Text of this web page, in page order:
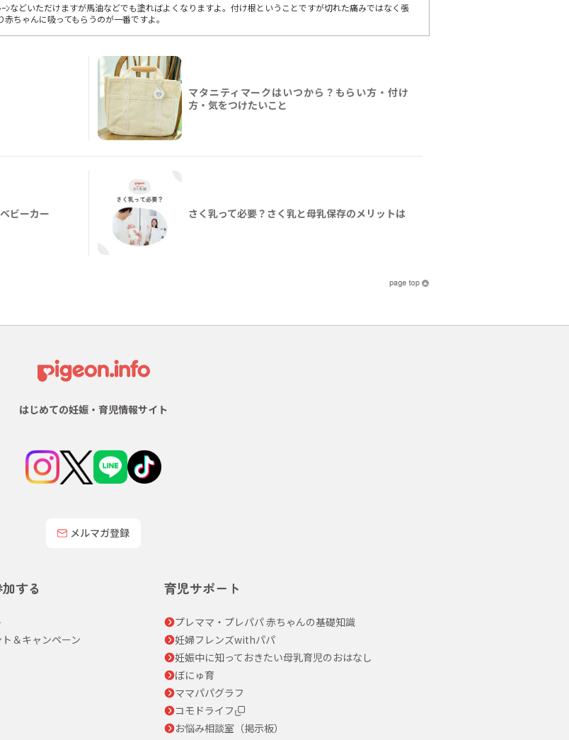
ﾝなどいただけますが馬油などでも塗ればよくなりますよ。付け根ということですが切れた痛みではなく張
ちゃんに吸ってもらうのが一番ですよ。
マタニティマークはいつから？もらい方・付け
方・気をつけたいこと
ビーカー さく乳って必要？さく乳と母乳保存のメリットは
はじめての妊娠・育児情報サイト
メルマガ登録
する
＆キャンペーン
育児サポート
プレママ・プレパパ 赤ちゃんの基礎知識
妊婦フレンズwithパパ
妊娠中に知っておきたい母乳育児のおはなし
ぼにゅ育
ママパパグラフ
コモドライフ
お悩み相談室（掲示板）